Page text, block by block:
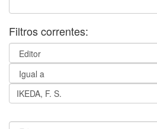
Filtros correntes: